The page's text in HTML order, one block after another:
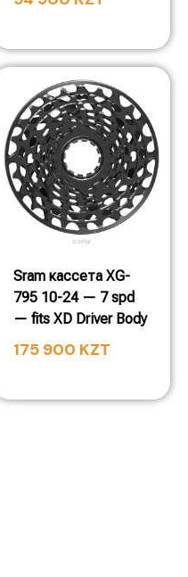
Sram кассета XG-
795 10-24 — 7 spd
— fits XD Driver Body
175 900 KZT